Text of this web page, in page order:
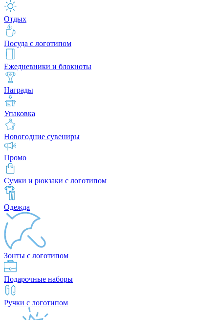
Отдых
Посуда с логотипом
Ежедневники и блокноты
Награды
Упаковка
Новогодние сувениры
Промо
Сумки и рюкзаки с логотипом
Одежда
Зонты с логотипом
Подарочные наборы
Ручки с логотипом